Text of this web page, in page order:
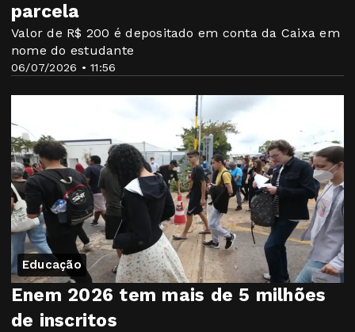
06/07/2026 • 11:56
parcela
Valor de R$ 200 é depositado em conta da Caixa em
nome do estudante
Educação
Enem 2026 tem mais de 5 milhões
de inscritos